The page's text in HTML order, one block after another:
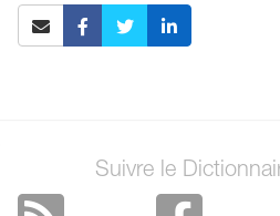
Suivre le